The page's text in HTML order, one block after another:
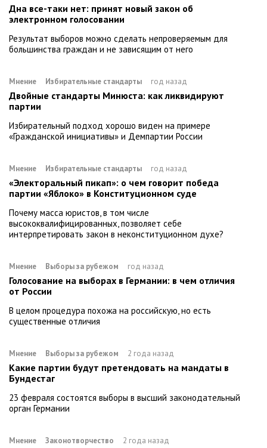
Дна все-таки нет: принят новый закон об
электронном голосовании
Результат выборов можно сделать непроверяемым для
большинства граждан и не зависящим от него
Мнение Избирательные стандарты год назад
Двойные стандарты Минюста: как ликвидируют
партии
Избирательный подход хорошо виден на примере
«Гражданской инициативы» и Демпартии России
Мнение Избирательные стандарты год назад
«Электоральный пикап»: о чем говорит победа
партии «Яблоко» в Конституционном суде
Почему масса юристов, в том числе
высококвалифицированных, позволяет себе
интерпретировать закон в неконституционном духе?
Мнение Выборы за рубежом год назад
Голосование на выборах в Германии: в чем отличия
от России
В целом процедура похожа на российскую, но есть
существенные отличия
Мнение Выборы за рубежом 2 года назад
Какие партии будут претендовать на мандаты в
Бундестаг
23 февраля состоятся выборы в высший законодательный
орган Германии
Мнение Законотворчество 2 года назад